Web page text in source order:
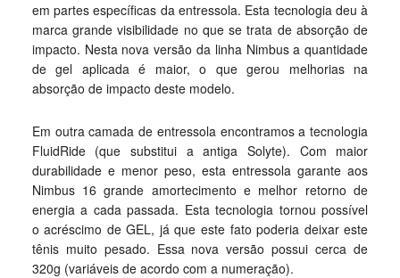
em partes específicas da entressola. Esta tecnologia deu à
marca grande visibilidade no que se trata de absorção de
impacto. Nesta nova versão da linha Nimbus a quantidade
de gel aplicada é maior, o que gerou melhorias na
absorção de impacto deste modelo.
Em outra camada de entressola encontramos a tecnologia
FluidRide (que substitui a antiga Solyte). Com maior
durabilidade e menor peso, esta entressola garante aos
Nimbus 16 grande amortecimento e melhor retorno de
energia a cada passada. Esta tecnologia tornou possível
o acréscimo de GEL, já que este fato poderia deixar este
tênis muito pesado. Essa nova versão possui cerca de
320g (variáveis de acordo com a numeração).